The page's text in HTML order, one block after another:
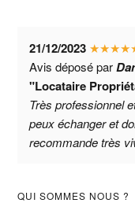
21/12/2023 ★★★★
Avis déposé par
"Locataire
Très professionnel
peux échanger et
recommande très
QUI SOMMES NOUS ?